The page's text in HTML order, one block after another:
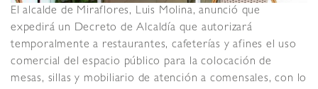
El alcalde de Miraflores, Luis Molina, anunció que
expedirá un Decreto de Alcaldía que autorizará
temporalmente a restaurantes, cafeterías y afines el uso
comercial del espacio público para la colocación de
mesas, sillas y mobiliario de atención a comensales, con lo